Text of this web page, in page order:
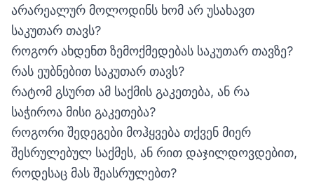
არარეალურ მოლოდინს ხომ არ უსახავთ
საკუთარ თავს?
როგორ ახდენთ ზემოქმედებას საკუთარ თავზე?
რას ეუბნებით საკუთარ თავს?
რატომ გსურთ ამ საქმის გაკეთება, ან რა
საჭიროა მისი გაკეთება?
როგორი შედეგები მოჰყვება თქვენ მიერ
შესრულებულ საქმეს, ან რით დაჯილდოვდებით,
როდესაც მას შეასრულებთ?